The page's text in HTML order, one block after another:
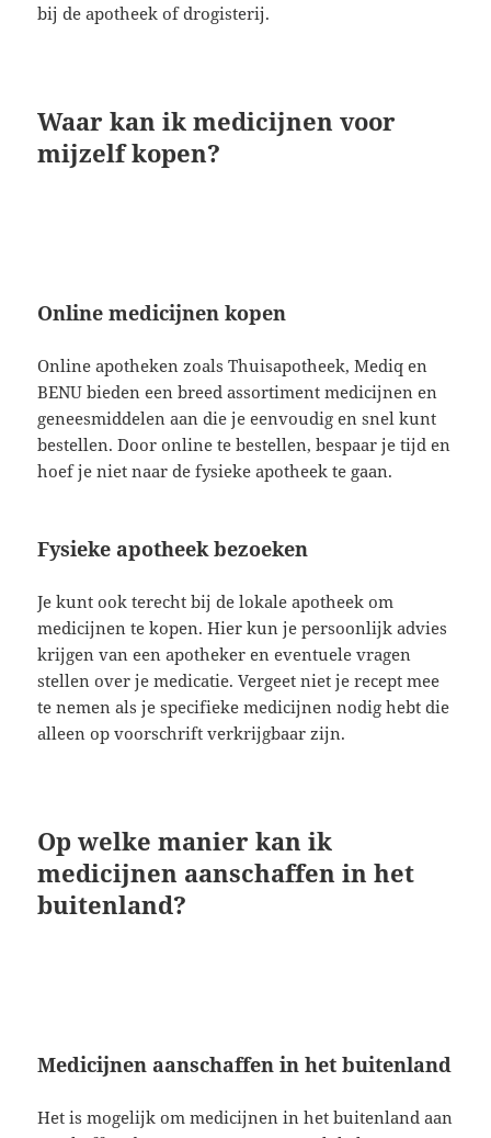
bij de apotheek of drogisterij.
Waar kan ik medicijnen voor
mijzelf kopen?
Online medicijnen kopen
Online apotheken zoals Thuisapotheek, Mediq en
BENU bieden een breed assortiment medicijnen en
geneesmiddelen aan die je eenvoudig en snel kunt
bestellen. Door online te bestellen, bespaar je tijd en
hoef je niet naar de fysieke apotheek te gaan.
Fysieke apotheek bezoeken
Je kunt ook terecht bij de lokale apotheek om
medicijnen te kopen. Hier kun je persoonlijk advies
krijgen van een apotheker en eventuele vragen
stellen over je medicatie. Vergeet niet je recept mee
te nemen als je specifieke medicijnen nodig hebt die
alleen op voorschrift verkrijgbaar zijn.
Op welke manier kan ik
medicijnen aanschaffen in het
buitenland?
Medicijnen aanschaffen in het buitenland
Het is mogelijk om medicijnen in het buitenland aan